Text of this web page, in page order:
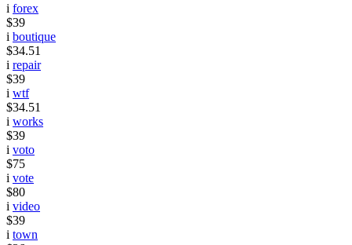
i forex
$39
i boutique
$34.51
i repair
$39
i wtf
$34.51
i works
$39
i voto
$75
i vote
$80
i video
$39
i town